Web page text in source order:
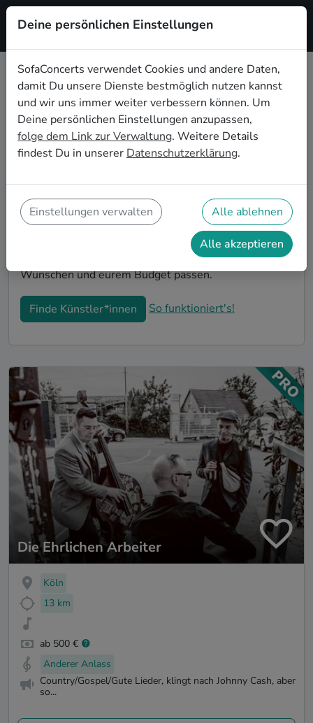
Registrieren
Gospel Live-Musik für den
Junggesellenabschied in
Leverkusen
Gospel Singer-Songwriter*innen und Bands sind die
wird euer JGA zu einem unvergesslichen Highlight -
die Idee für besondere Feierlichkeiten vor der
Hochzeit! Auf SofaConcerts findet ihr Gospel
Musiker*innen in Leverkusen, die genau zu euren
Wünschen und eurem Budget passen.
Finde Künstler*innen So funktioniert's!
Die Ehrlichen Arbeiter
Köln
13 km
ab 500 €
Anderer Anlass
Country/Gospel/Gute Lieder, klingt nach Johnny Cash, aber
so...
Deine persönlichen Einstellungen
SofaConcerts verwendet Cookies und andere Daten,
damit Du unsere Dienste bestmöglich nutzen kannst
und wir uns immer weiter verbessern können. Um
Deine persönlichen Einstellungen anzupassen,
folge dem Link zur Verwaltung. Weitere Details
findest Du in unserer Datenschutzerklärung.
Einstellungen verwalten Alle ablehnen
Alle akzeptieren